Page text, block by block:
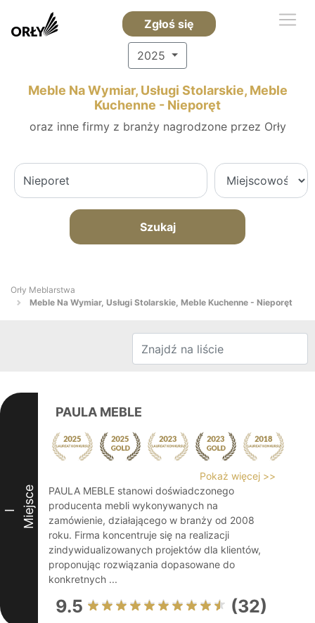
Zgłoś się
2025
Meble Na Wymiar, Usługi Stolarskie, Meble
Kuchenne - Nieporęt
oraz inne firmy z branży nagrodzone przez Orły
Szukaj
Orły Meblarstwa
Meble Na Wymiar, Usługi Stolarskie, Meble Kuchenne - Nieporęt
I Miejsce
PAULA MEBLE
Pokaż więcej >>
PAULA MEBLE stanowi doświadczonego
producenta mebli wykonywanych na
zamówienie, działającego w branży od 2008
roku. Firma koncentruje się na realizacji
zindywidualizowanych projektów dla klientów,
proponując rozwiązania dopasowane do
konkretnych ...
9.5 (32)